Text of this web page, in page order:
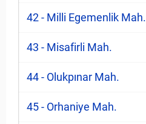
42 - Milli Egemenlik Mah.
43 - Misafirli Mah.
44 - Olukpınar Mah.
45 - Orhaniye Mah.